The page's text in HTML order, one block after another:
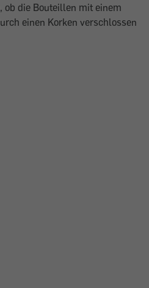
ob die Bouteillen mit einem
einen Korken verschlossen